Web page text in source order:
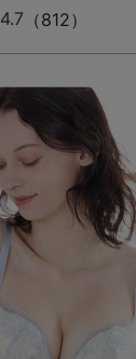
4.7 （812）